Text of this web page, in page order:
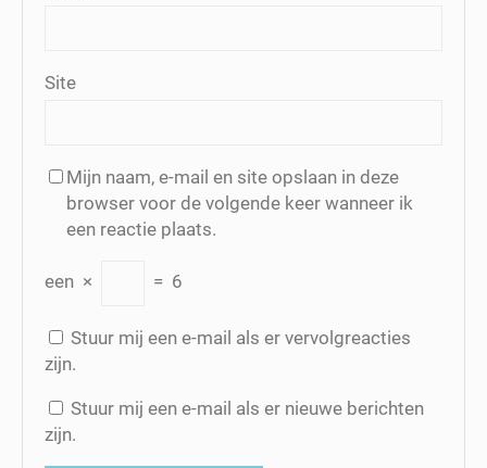
Site
Mijn naam, e-mail en site opslaan in deze
browser voor de volgende keer wanneer ik
een reactie plaats.
een × = 6
Stuur mij een e-mail als er vervolgreacties
zijn.
Stuur mij een e-mail als er nieuwe berichten
zijn.